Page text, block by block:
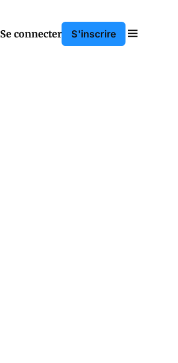
Se connecter S'inscrire